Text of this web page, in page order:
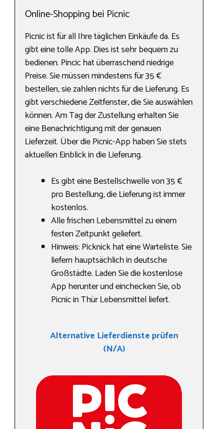
Online-Shopping bei Picnic
Picnic ist für all Ihre täglichen Einkäufe da. Es
gibt eine tolle App. Dies ist sehr bequem zu
bedienen. Pincic hat überraschend niedrige
Preise. Sie müssen mindestens für 35 €
bestellen, sie zahlen nichts für die Lieferung. Es
gibt verschiedene Zeitfenster, die Sie auswählen
können. Am Tag der Zustellung erhalten Sie
eine Benachrichtigung mit der genauen
Lieferzeit. Über die Picnic-App haben Sie stets
aktuellen Einblick in die Lieferung.
Es gibt eine Bestellschwelle von 35 €
pro Bestellung, die Lieferung ist immer
kostenlos.
Alle frischen Lebensmittel zu einem
festen Zeitpunkt geliefert.
Hinweis: Picknick hat eine Warteliste. Sie
liefern hauptsächlich in deutsche
Großstädte. Laden Sie die kostenlose
App herunter und einchecken Sie, ob
Picnic in Thür Lebensmittel liefert.
Alternative Lieferdienste prüfen
(N/A)